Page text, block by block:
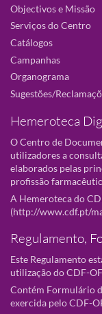
Objectivos e Missão
Serviços do Centro
Catálogos
Campanhas
Organograma
Sugestões/
Hemeroteca
O Centro de
utilizadores a
elaborados pelas
profissão
A Hemeroteca do
(http://www.cdf.pt/
Regulamento,
Este Regulamento
utilização do CDF-
Contém Formulário
exercida pelo CDF-